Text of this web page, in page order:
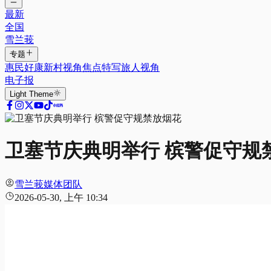
最新
全国
雪兰莪
专题
惠民好康新村视角焦点特写旅人视角
电子报
Light Theme
卫塞节庆典明举行 槟警促守规
雪兰莪媒体团队
2026-05-30, 上午 10:34